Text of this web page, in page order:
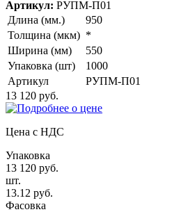
Артикул: РУПМ-П01
Длина (мм.)
950
Толщина (мкм) *
Ширина (мм)
550
Упаковка (шт)
1000
Артикул
РУПМ-П01
13 120 руб.
Цена с НДС
Упаковка
13 120 руб.
шт.
13.12 руб.
Фасовка